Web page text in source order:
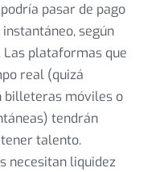
pasar de pago
según
plataformas que
real (quizá
billeteras móviles o
tendrán
talento.
necesitan liquidez